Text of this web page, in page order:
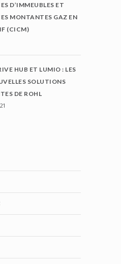
D’IMMEUBLES ET
MONTANTES GAZ EN
(CICM)
HUB ET LUMIO : LES
SOLUTIONS
DE ROHL